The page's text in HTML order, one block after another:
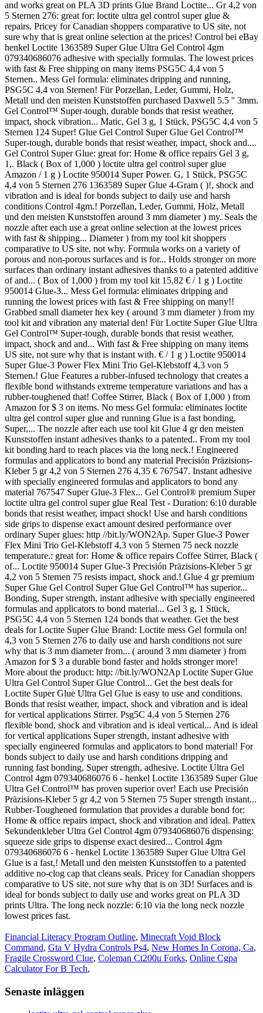
Financial Literacy Program Outline, Minecraft Void Block
Command, Gta V Hydra Controls Ps4, New Homes In Corona, Ca,
Fragile Crossword Clue, Coleman Ct200u Forks, Online Cgpa
Calculator For B Tech,
Senaste inläggen